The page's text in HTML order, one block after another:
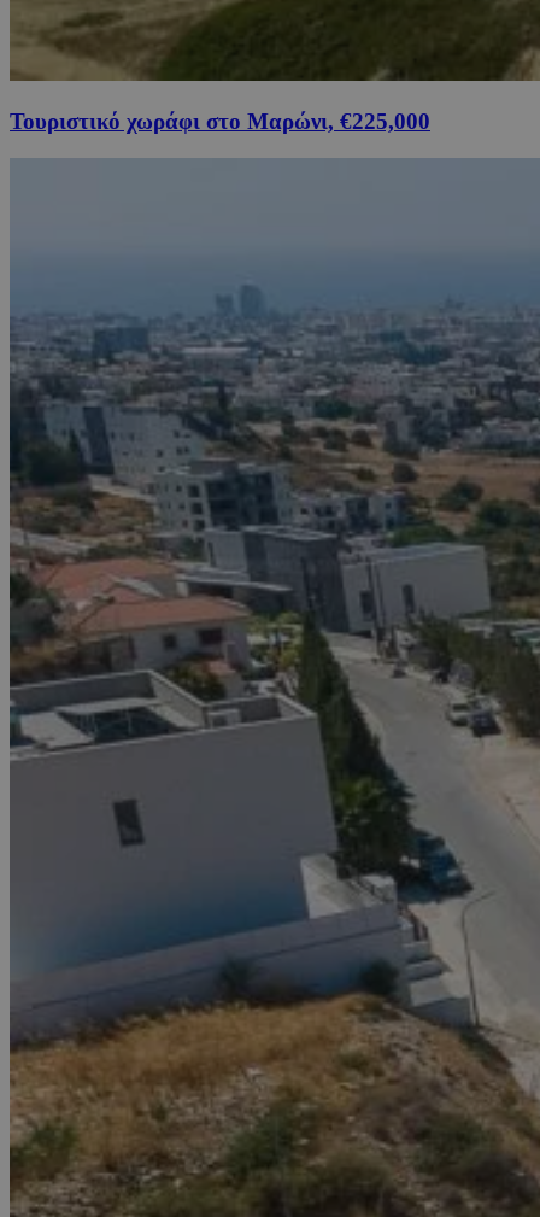
Τουριστικό χωράφι στο Μαρώνι, €225,000